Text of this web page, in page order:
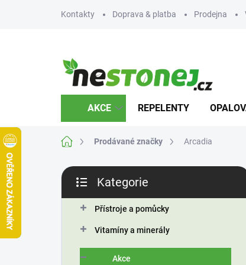
Kontakty Doprava & platba Prodejna
AKCE REPELENTY
Domů Prodávané značky Arcadia
P
s
kategorie
Kategorie
Přístroje a pomůcky
Vitamíny a minerály
Akce